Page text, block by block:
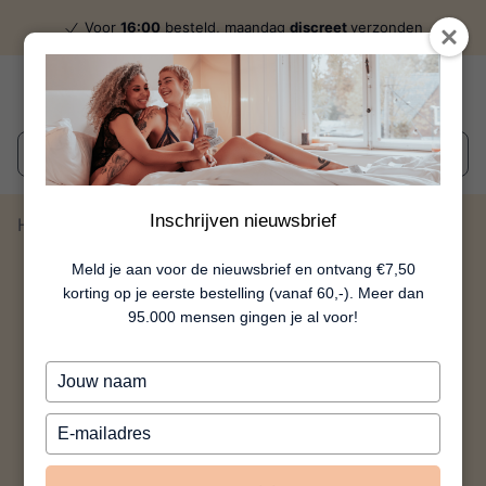
Inschrijven nieuwsbrief
Meld je aan voor de nieuwsbrief en ontvang €7,50
korting op je eerste bestelling (vanaf 60,-). Meer dan
95.000 mensen gingen je al voor!
Typ
je
naam
Typ
je
e-
Voor 16:00 besteld, maandag discreetverzonden
Wat zoek je?
Home Bodyfoam Seductive